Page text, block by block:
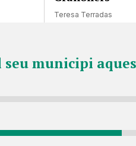
Teresa Terradas
municipi